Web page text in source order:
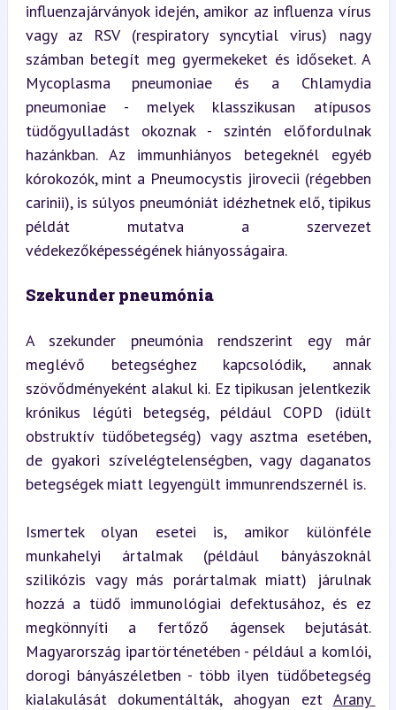
influenzajárványok idején, amikor az influenza vírus
vagy az RSV (respiratory syncytial virus) nagy
számban betegít meg gyermekeket és időseket. A
Mycoplasma pneumoniae és a Chlamydia
pneumoniae - melyek klasszikusan atípusos
tüdőgyulladást okoznak - szintén előfordulnak
hazánkban. Az immunhiányos betegeknél egyéb
kórokozók, mint a Pneumocystis jirovecii (régebben
carinii), is súlyos pneumóniát idézhetnek elő, tipikus
példát mutatva a szervezet
védekezőképességének hiányosságaira.
Szekunder pneumónia
A szekunder pneumónia rendszerint egy már
meglévő betegséghez kapcsolódik, annak
szövődményeként alakul ki. Ez tipikusan jelentkezik
krónikus légúti betegség, például COPD (idült
obstruktív tüdőbetegség) vagy asztma esetében,
de gyakori szívelégtelenségben, vagy daganatos
betegségek miatt legyengült immunrendszernél is.
Ismertek olyan esetei is, amikor különféle
munkahelyi ártalmak (például bányászoknál
szilikózis vagy más porártalmak miatt) járulnak
hozzá a tüdő immunológiai defektusához, és ez
megkönnyíti a fertőző ágensek bejutását.
Magyarország ipartörténetében - például a komlói,
dorogi bányászéletben - több ilyen tüdőbetegség
kialakulását dokumentálták, ahogyan ezt Arany